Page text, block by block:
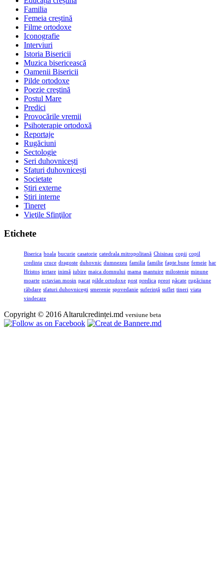
Familia
Femeia creștină
Filme ortodoxe
Iconografie
Interviuri
Istoria Bisericii
Muzica bisericească
Oamenii Bisericii
Pilde ortodoxe
Poezie creştină
Postul Mare
Predici
Provocările vremii
Psihoterapie ortodoxă
Reportaje
Rugăciuni
Sectologie
Seri duhovnicești
Sfaturi duhovnicești
Societate
Știri externe
Ştiri interne
Tineret
Vieţile Sfinţilor
Etichete
Biserica boala bucurie casatorie catedrala mitropolitană Chisinau copii copil
credinta cruce dragoste duhovnic dumnezeu familia familie fapte bune femeie har
Hristos iertare inimă iubire maica domnului mama mantuire milostenie minune
moarte octavian mosin pacat pilde ortodoxe post predica preot păcate rugăciune
răbdare sfaturi duhovnicești smerenie spovedanie suferinţă suflet tineri viata
vindecare
Copyright © 2016 Altarulcredinței.md versiune beta